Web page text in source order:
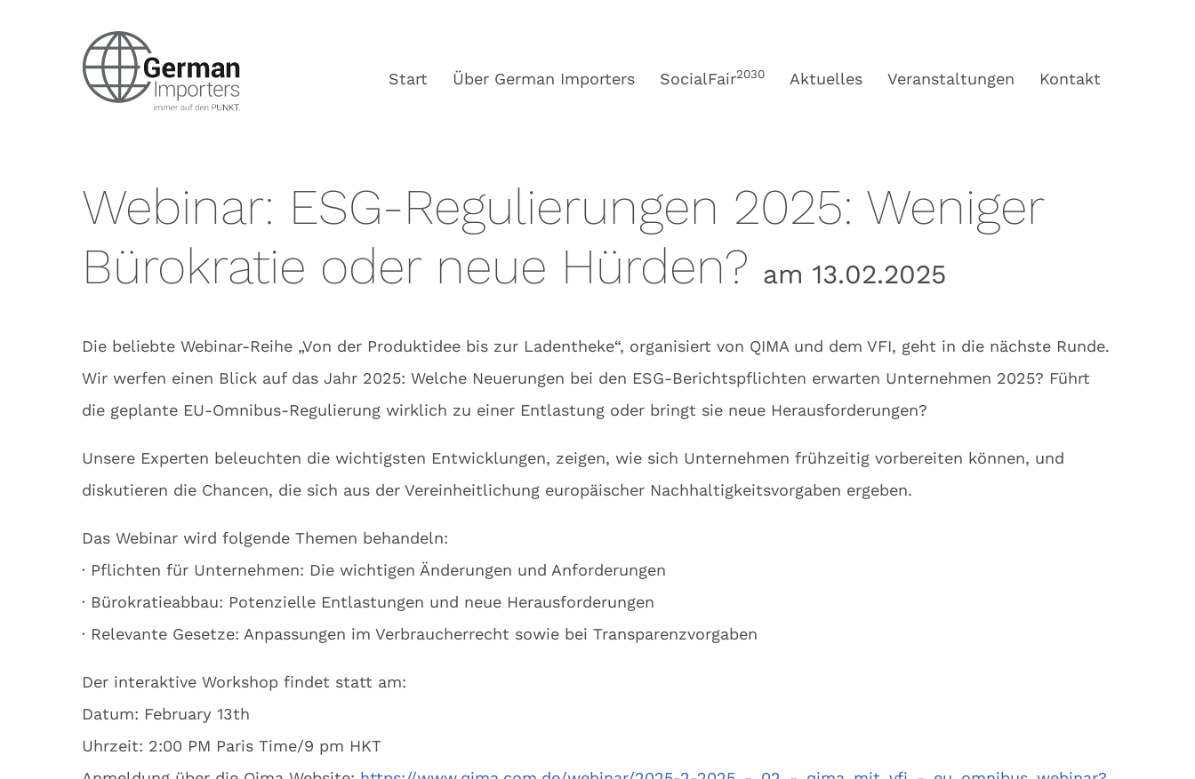
Start Über German Importers SocialFair2030 Aktuelles Veranstaltungen Kontakt
Webinar: ESG-Regulierungen 2025: Weniger
Bürokratie oder neue Hürden? am 13.02.2025
Die beliebte Webinar-Reihe „Von der Produktidee bis zur Ladentheke“, organisiert von QIMA und dem VFI, geht in die nächste Runde.
Wir werfen einen Blick auf das Jahr 2025: Welche Neuerungen bei den ESG-Berichtspflichten erwarten Unternehmen 2025? Führt
die geplante EU-Omnibus-Regulierung wirklich zu einer Entlastung oder bringt sie neue Herausforderungen?
Unsere Experten beleuchten die wichtigsten Entwicklungen, zeigen, wie sich Unternehmen frühzeitig vorbereiten können, und
diskutieren die Chancen, die sich aus der Vereinheitlichung europäischer Nachhaltigkeitsvorgaben ergeben.
Das Webinar wird folgende Themen behandeln:
· Pflichten für Unternehmen: Die wichtigen Änderungen und Anforderungen
· Bürokratieabbau: Potenzielle Entlastungen und neue Herausforderungen
· Relevante Gesetze: Anpassungen im Verbraucherrecht sowie bei Transparenzvorgaben
Der interaktive Workshop findet statt am:
Datum: February 13th
Uhrzeit: 2:00 PM Paris Time/9 pm HKT